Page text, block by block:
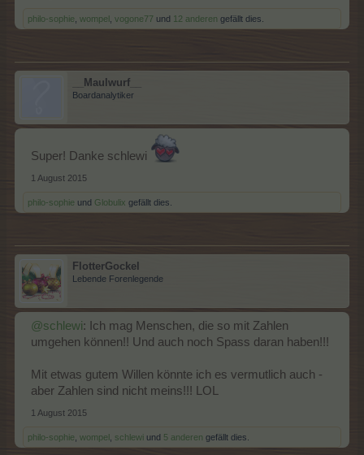
philo-sophie wompel vogone77 und 12 anderen gefällt dies.
__Maulwurf__
Boardanalytiker
Super! Danke schlewi
1 August 2015
philo-sophie und Globulix gefällt dies.
FlotterGockel
Lebende Forenlegende
@schlewi: Ich mag Menschen, die so mit Zahlen
umgehen können!! Und auch noch Spass daran haben!!!
Mit etwas gutem Willen könnte ich es vermutlich auch -
aber Zahlen sind nicht meins!!! LOL
1 August 2015
philo-sophie wompel schlewi und 5 anderen gefällt dies.